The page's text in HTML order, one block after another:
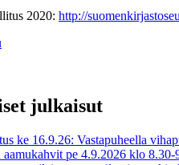
2020: http://
julkaisut
ke 16.9.26: Vastapuheella
pe 4.9.2026 klo 8.30-